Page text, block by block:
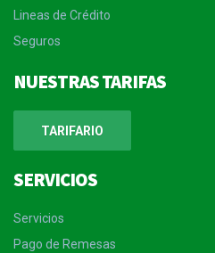
Lineas de Crédito
Seguros
NUESTRAS TARIFAS
TARIFARIO
SERVICIOS
Servicios
Pago de Remesas